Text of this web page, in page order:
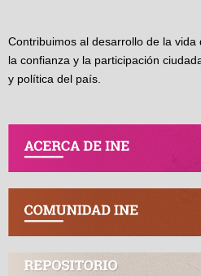
Contribuimos al desarrollo de la
la confianza y la participación
y política del país.